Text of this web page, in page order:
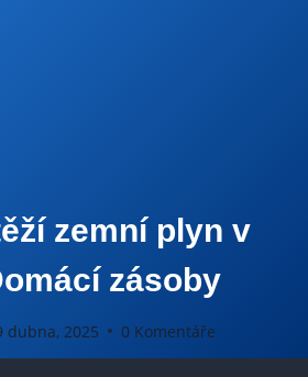
zemní plyn v
zásoby
dubna, 2025 0 Komentáře